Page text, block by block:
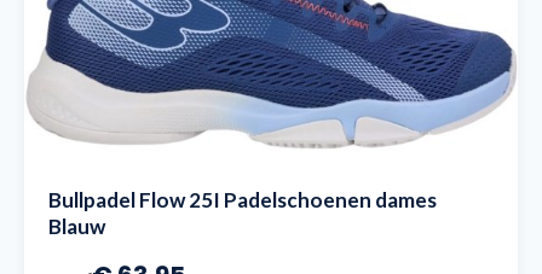
Bullpadel Flow 25I Padelschoenen dames
Blauw